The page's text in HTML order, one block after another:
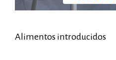
Alimentos introducidos